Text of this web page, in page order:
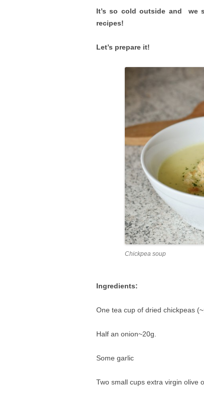
It’s so cold outside and we
recipes!
Let’s prepare it!
Chickpea soup
Ingredients:
One tea cup of dried chickpeas
Half an onion~20g.
Some garlic
Two small cups extra virgin olive